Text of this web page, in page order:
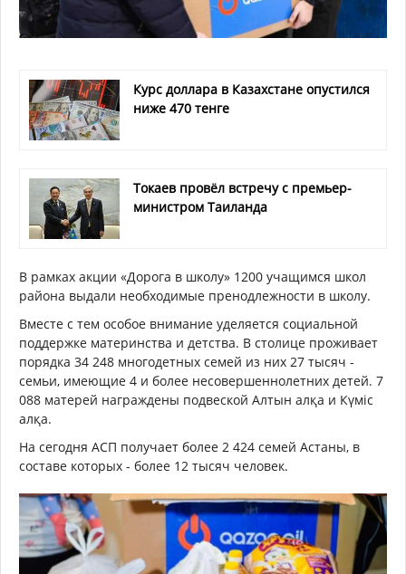
Курс доллара в Казахстане опустился
ниже 470 тенге
Токаев провёл встречу с премьер-
министром Таиланда
В рамках акции «Дорога в школу» 1200 учащимся школ
района выдали необходимые пренодлежности в школу.
Вместе с тем особое внимание уделяется социальной
поддержке материнства и детства. В столице проживает
порядка 34 248 многодетных семей из них 27 тысяч -
семьи, имеющие 4 и более несовершеннолетних детей. 7
088 матерей награждены подвеской Алтын алқа и Күміс
алқа.
На сегодня АСП получает более 2 424 семей Астаны, в
составе которых - более 12 тысяч человек.